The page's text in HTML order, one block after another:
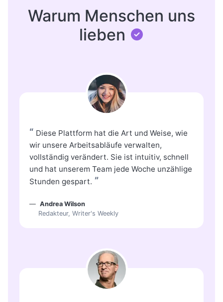
Warum Menschen uns
lieben
“ Diese Plattform hat die Art und Weise, wie
wir unsere Arbeitsabläufe verwalten,
vollständig verändert. Sie ist intuitiv, schnell
und hat unserem Team jede Woche unzählige
Stunden gespart. ”
Andrea Wilson
Redakteur, Writer's Weekly